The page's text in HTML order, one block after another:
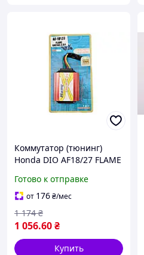
Коммутатор (тюнинг)
Honda DIO AF18/27 FLAME
Готово к отправке
от 176₴/мес
1 056.60₴
1 174 ₴
Купить